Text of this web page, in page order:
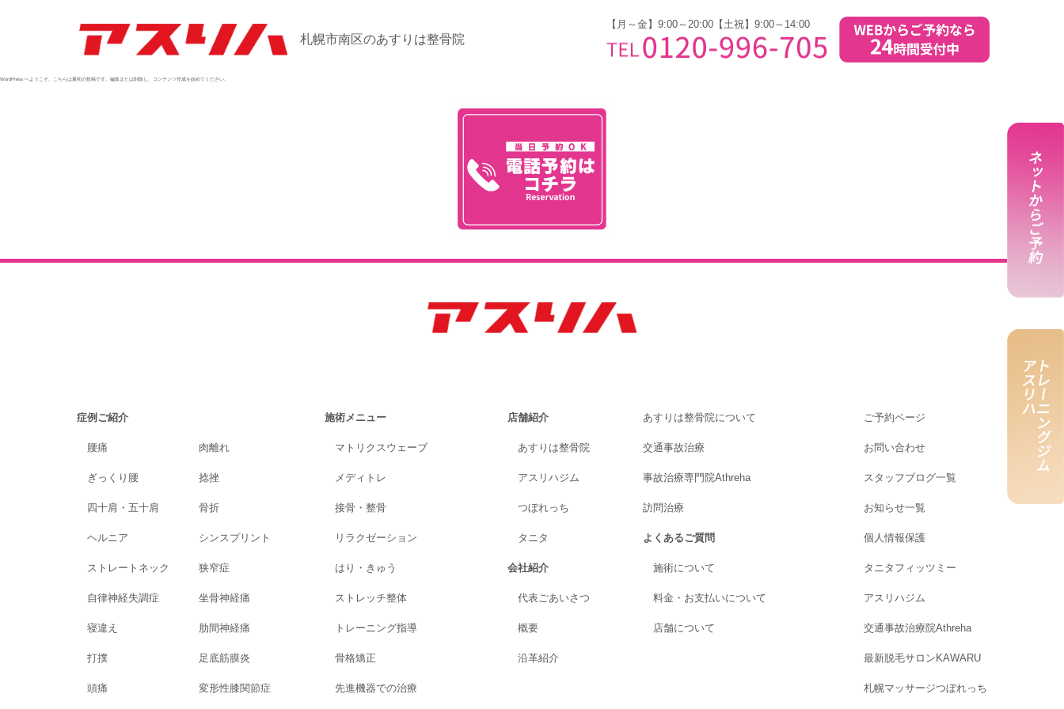
札幌市南区のあすりは整骨院
【月～金】9:00～20:00【土祝】9:00～14:00
WordPress へようこそ。こちらは最初の投稿です。編集または削除し、コンテンツ作成を始めてください。
症例ご紹介
腰痛
ぎっくり腰
四十肩・五十肩
ヘルニア
ストレートネック
自律神経失調症
寝違え
打撲
頭痛
肉離れ
捻挫
骨折
シンスプリント
狭窄症
坐骨神経痛
肋間神経痛
足底筋膜炎
変形性膝関節症
施術メニュー
マトリクスウェーブ
メディトレ
接骨・整骨
リラクゼーション
はり・きゅう
ストレッチ整体
トレーニング指導
骨格矯正
先進機器での治療
店舗紹介
あすりは整骨院
アスリハジム
つぼれっち
タニタ
会社紹介
代表ごあいさつ
概要
沿革紹介
あすりは整骨院について
交通事故治療
事故治療専門院Athreha
訪問治療
よくあるご質問
施術について
料金・お支払いについて
店舗について
ご予約ページ
お問い合わせ
スタッフブログ一覧
お知らせ一覧
個人情報保護
タニタフィッツミー
アスリハジム
交通事故治療院Athreha
最新脱毛サロンKAWARU
札幌マッサージつぼれっち